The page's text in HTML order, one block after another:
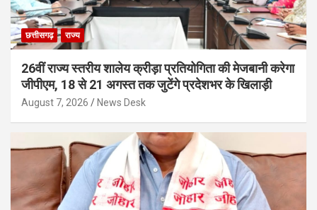
छत्तीसगढ़ राज्य
26वीं राज्य स्तरीय शालेय क्रीड़ा प्रतियोगिता की मेजबानी करेगा
जीपीएम, 18 से 21 अगस्त तक जुटेंगे प्रदेशभर के खिलाड़ी
August 7, 2026 News Desk